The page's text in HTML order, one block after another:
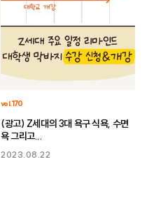
vol.170
(광고) Z세대의 3대 욕구 식욕, 수면
욕 그리고...
2023.08.22